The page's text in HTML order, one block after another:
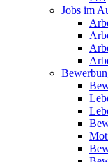
Jobs im